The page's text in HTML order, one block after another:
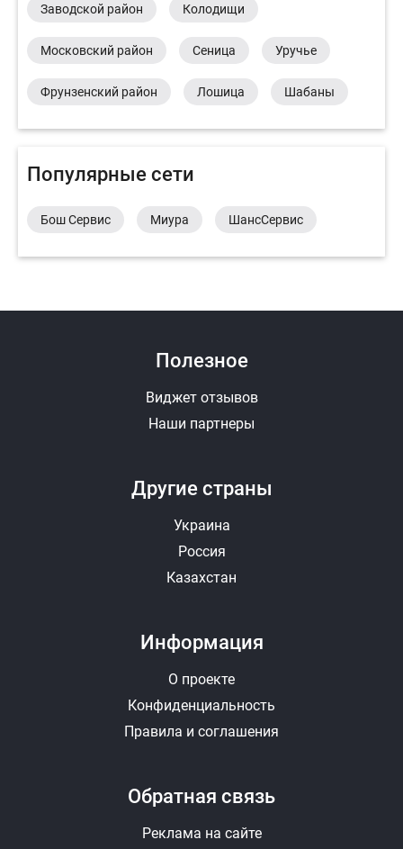
Заводской район Колодищи
Московский район Сеница Уручье
Фрунзенский район Лошица Шабаны
Популярные сети
Бош Сервис Миура ШансСервис
Другие страны
Украина
Россия
Казахстан
Полезное
Виджет отзывов
Наши партнеры
Информация
О проекте
Конфиденциальность
Правила и соглашения
Обратная связь
Реклама на сайте